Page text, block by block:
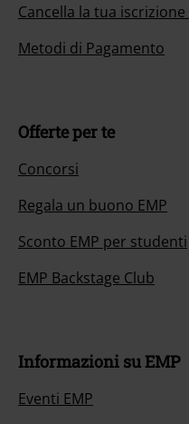
Cancella la tua iscrizione
Metodi di Pagamento
Offerte per te
Concorsi
Regala un buono EMP
Sconto EMP per studenti
EMP Backstage Club
Informazioni su EMP
Eventi EMP